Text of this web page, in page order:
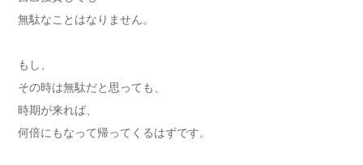
無駄なことはなりません。
もし、
その時は無駄だと思っても、
時期が来れば、
何倍にもなって帰ってくるはずです。